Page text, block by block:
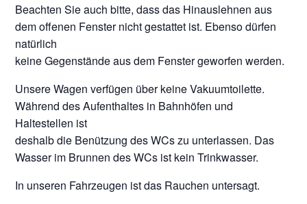
Beachten Sie auch bitte, dass das Hinauslehnen aus
dem offenen Fenster nicht gestattet ist. Ebenso dürfen
natürlich
keine Gegenstände aus dem Fenster geworfen werden.
Unsere Wagen verfügen über keine Vakuumtoilette.
Während des Aufenthaltes in Bahnhöfen und
Haltestellen ist
deshalb die Benützung des WCs zu unterlassen. Das
Wasser im Brunnen des WCs ist kein Trinkwasser.
In unseren Fahrzeugen ist das Rauchen untersagt.